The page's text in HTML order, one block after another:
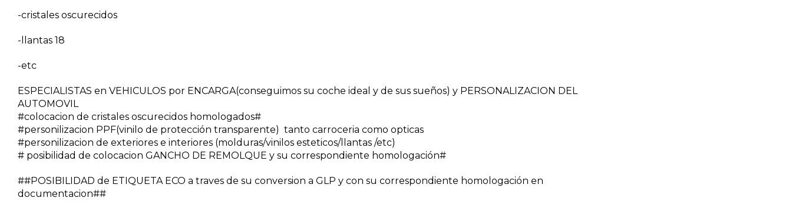
-cristales oscurecidos
-llantas 18
-etc
ESPECIALISTAS en VEHICULOS por ENCARGA(conseguimos su coche ideal y de sus sueños) y PERSONALIZACION DEL
AUTOMOVIL
#colocacion de cristales oscurecidos homologados#
#personilizacion PPF(vinilo de protección transparente) tanto carroceria como opticas
#personilizacion de exteriores e interiores (molduras/vinilos esteticos/llantas /etc)
# posibilidad de colocacion GANCHO DE REMOLQUE y su correspondiente homologación#
##POSIBILIDAD de ETIQUETA ECO a traves de su conversion a GLP y con su correspondiente homologación en
documentacion##